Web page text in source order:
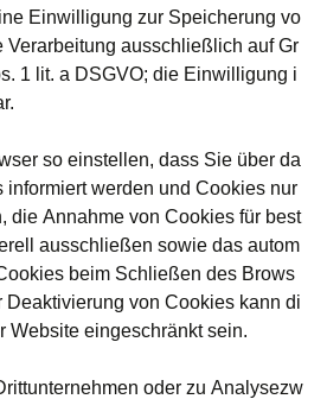
Einwilligung zur Speicherung vo
Verarbeitung ausschließlich auf Gr
1 lit. a DSGVO; die Einwilligung i
so einstellen, dass Sie über da
informiert werden und Cookies nur
die Annahme von Cookies für best
ausschließen sowie das autom
beim Schließen des Brows
Deaktivierung von Cookies kann di
Website eingeschränkt sein.
oder zu Analysezw